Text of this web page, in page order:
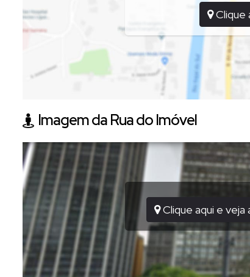
Clique
Imagem da Rua do Imóvel
Clique aqui e veja